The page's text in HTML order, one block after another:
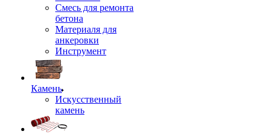
Смесь для ремонта
бетона
Материаля для
анкеровки
Инструмент
Камень
Искусственный
камень